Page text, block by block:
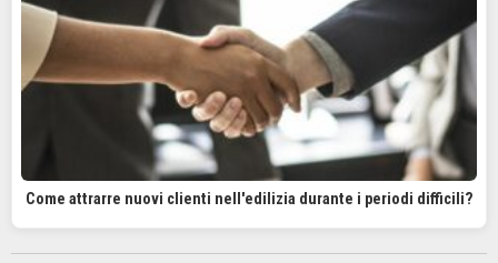
Come attrarre nuovi clienti nell'edilizia durante i periodi difficili?